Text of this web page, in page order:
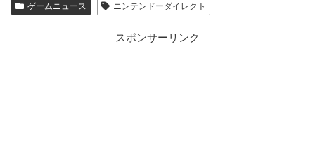
ゲームニュース ニンテンドーダイレクト
スポンサーリンク